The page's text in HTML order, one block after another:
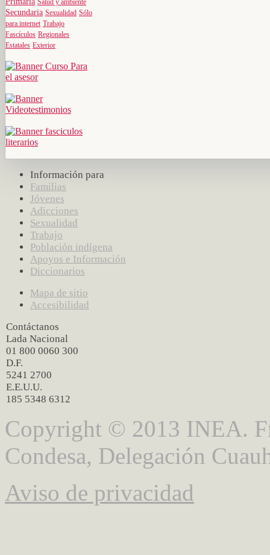
Secundaria Sexualidad Sólo
para internet Trabajo
Fascículos Regionales
Estatales Exterior
Información para
Familias
Jóvenes
Adicciones
Sexualidad
Trabajo
Población indígena
Apoyos e Información
Diccionarios
Mapa de sitio
Accesibilidad
Contáctanos
Lada Nacional
01 800 0060 300
D.F.
5241 2700
E.E.U.U.
185 5348 6312
Copyright © 2013 INEA.
Condesa, Delegación
Aviso de privacidad